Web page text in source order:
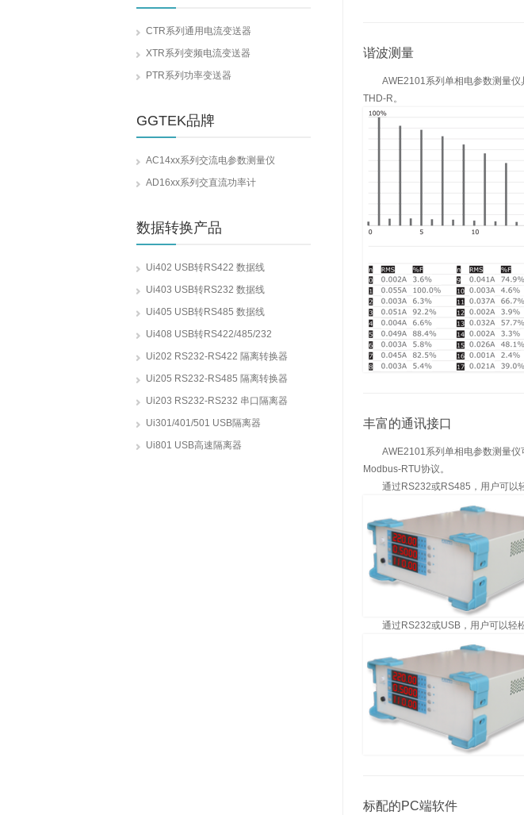
CTR系列通用电流变送器
XTR系列变频电流变送器
PTR系列功率变送器
GGTEK品牌
AC14xx系列交流电参数测量仪
AD16xx系列交直流功率计
数据转换产品
Ui402 USB转RS422 数据线
Ui403 USB转RS232 数据线
Ui405 USB转RS485 数据线
Ui408 USB转RS422/485/232
Ui202 RS232-RS422 隔离转换器
Ui205 RS232-RS485 隔离转换器
Ui203 RS232-RS232 串口隔离器
Ui301/401/501 USB隔离器
Ui801 USB高速隔离器
谐波测量
AWE2101系列单相电参数测量仪
THD-R。
丰富的通讯接口
AWE2101系列单相电参数测量仪
Modbus-RTU协议。
通过RS232或RS485，用户可以轻
通过RS232或USB，用户可以轻松
标配的PC端软件